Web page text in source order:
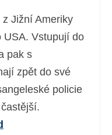
z Jižní Ameriky
USA. Vstupují do
pak s
zpět do své
policie